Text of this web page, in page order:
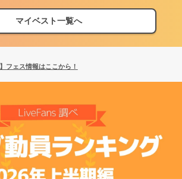
マイベスト一覧へ
フェス情報はここから！
ング】2026年上半期編発表！
フェス情報はここから！